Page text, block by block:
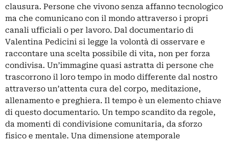
clausura. Persone che vivono senza affanno tecnologico
ma che comunicano con il mondo attraverso i propri
canali ufficiali o per lavoro. Dal documentario di
Valentina Pedicini si legge la volontà di osservare e
raccontare una scelta possibile di vita, non per forza
condivisa. Un’immagine quasi astratta di persone che
trascorrono il loro tempo in modo differente dal nostro
attraverso un’attenta cura del corpo, meditazione,
allenamento e preghiera. Il tempo è un elemento chiave
di questo documentario. Un tempo scandito da regole,
da momenti di condivisione comunitaria, da sforzo
fisico e mentale. Una dimensione atemporale